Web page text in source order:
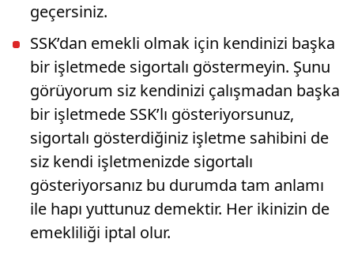
geçersiniz.
SSK’dan emekli olmak için kendinizi başka
bir işletmede sigortalı göstermeyin. Şunu
görüyorum siz kendinizi çalışmadan başka
bir işletmede SSK’lı gösteriyorsunuz,
sigortalı gösterdiğiniz işletme sahibini de
siz kendi işletmenizde sigortalı
gösteriyorsanız bu durumda tam anlamı
ile hapı yuttunuz demektir. Her ikinizin de
emekliliği iptal olur.